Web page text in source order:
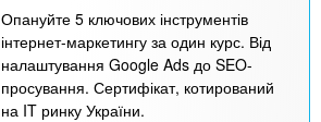
Опануйте 5 ключових інструментів
інтернет-маркетингу за один курс. Від
налаштування Google Ads до SEO-
просування. Сертифікат, котирований
на IT ринку України.